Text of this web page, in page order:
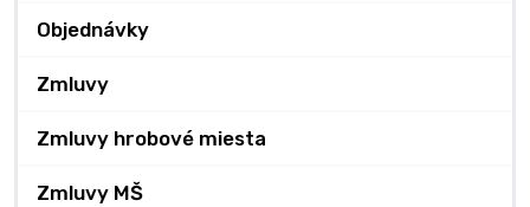
Objednávky
Zmluvy
Zmluvy hrobové miesta
Zmluvy MŠ